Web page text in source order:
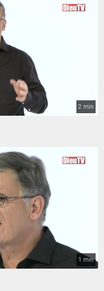
2 min
1 min